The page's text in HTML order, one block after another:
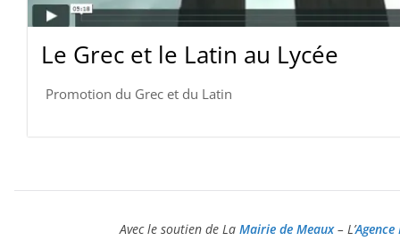
Le Grec et le Latin au Lycée
Promotion du Grec et du Latin
Avec le soutien de La Mairie de Meaux– L’